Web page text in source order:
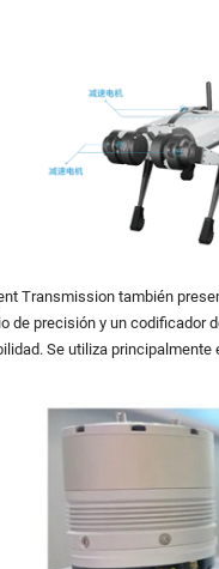
Transmission también
de precisión y un
Se utiliza